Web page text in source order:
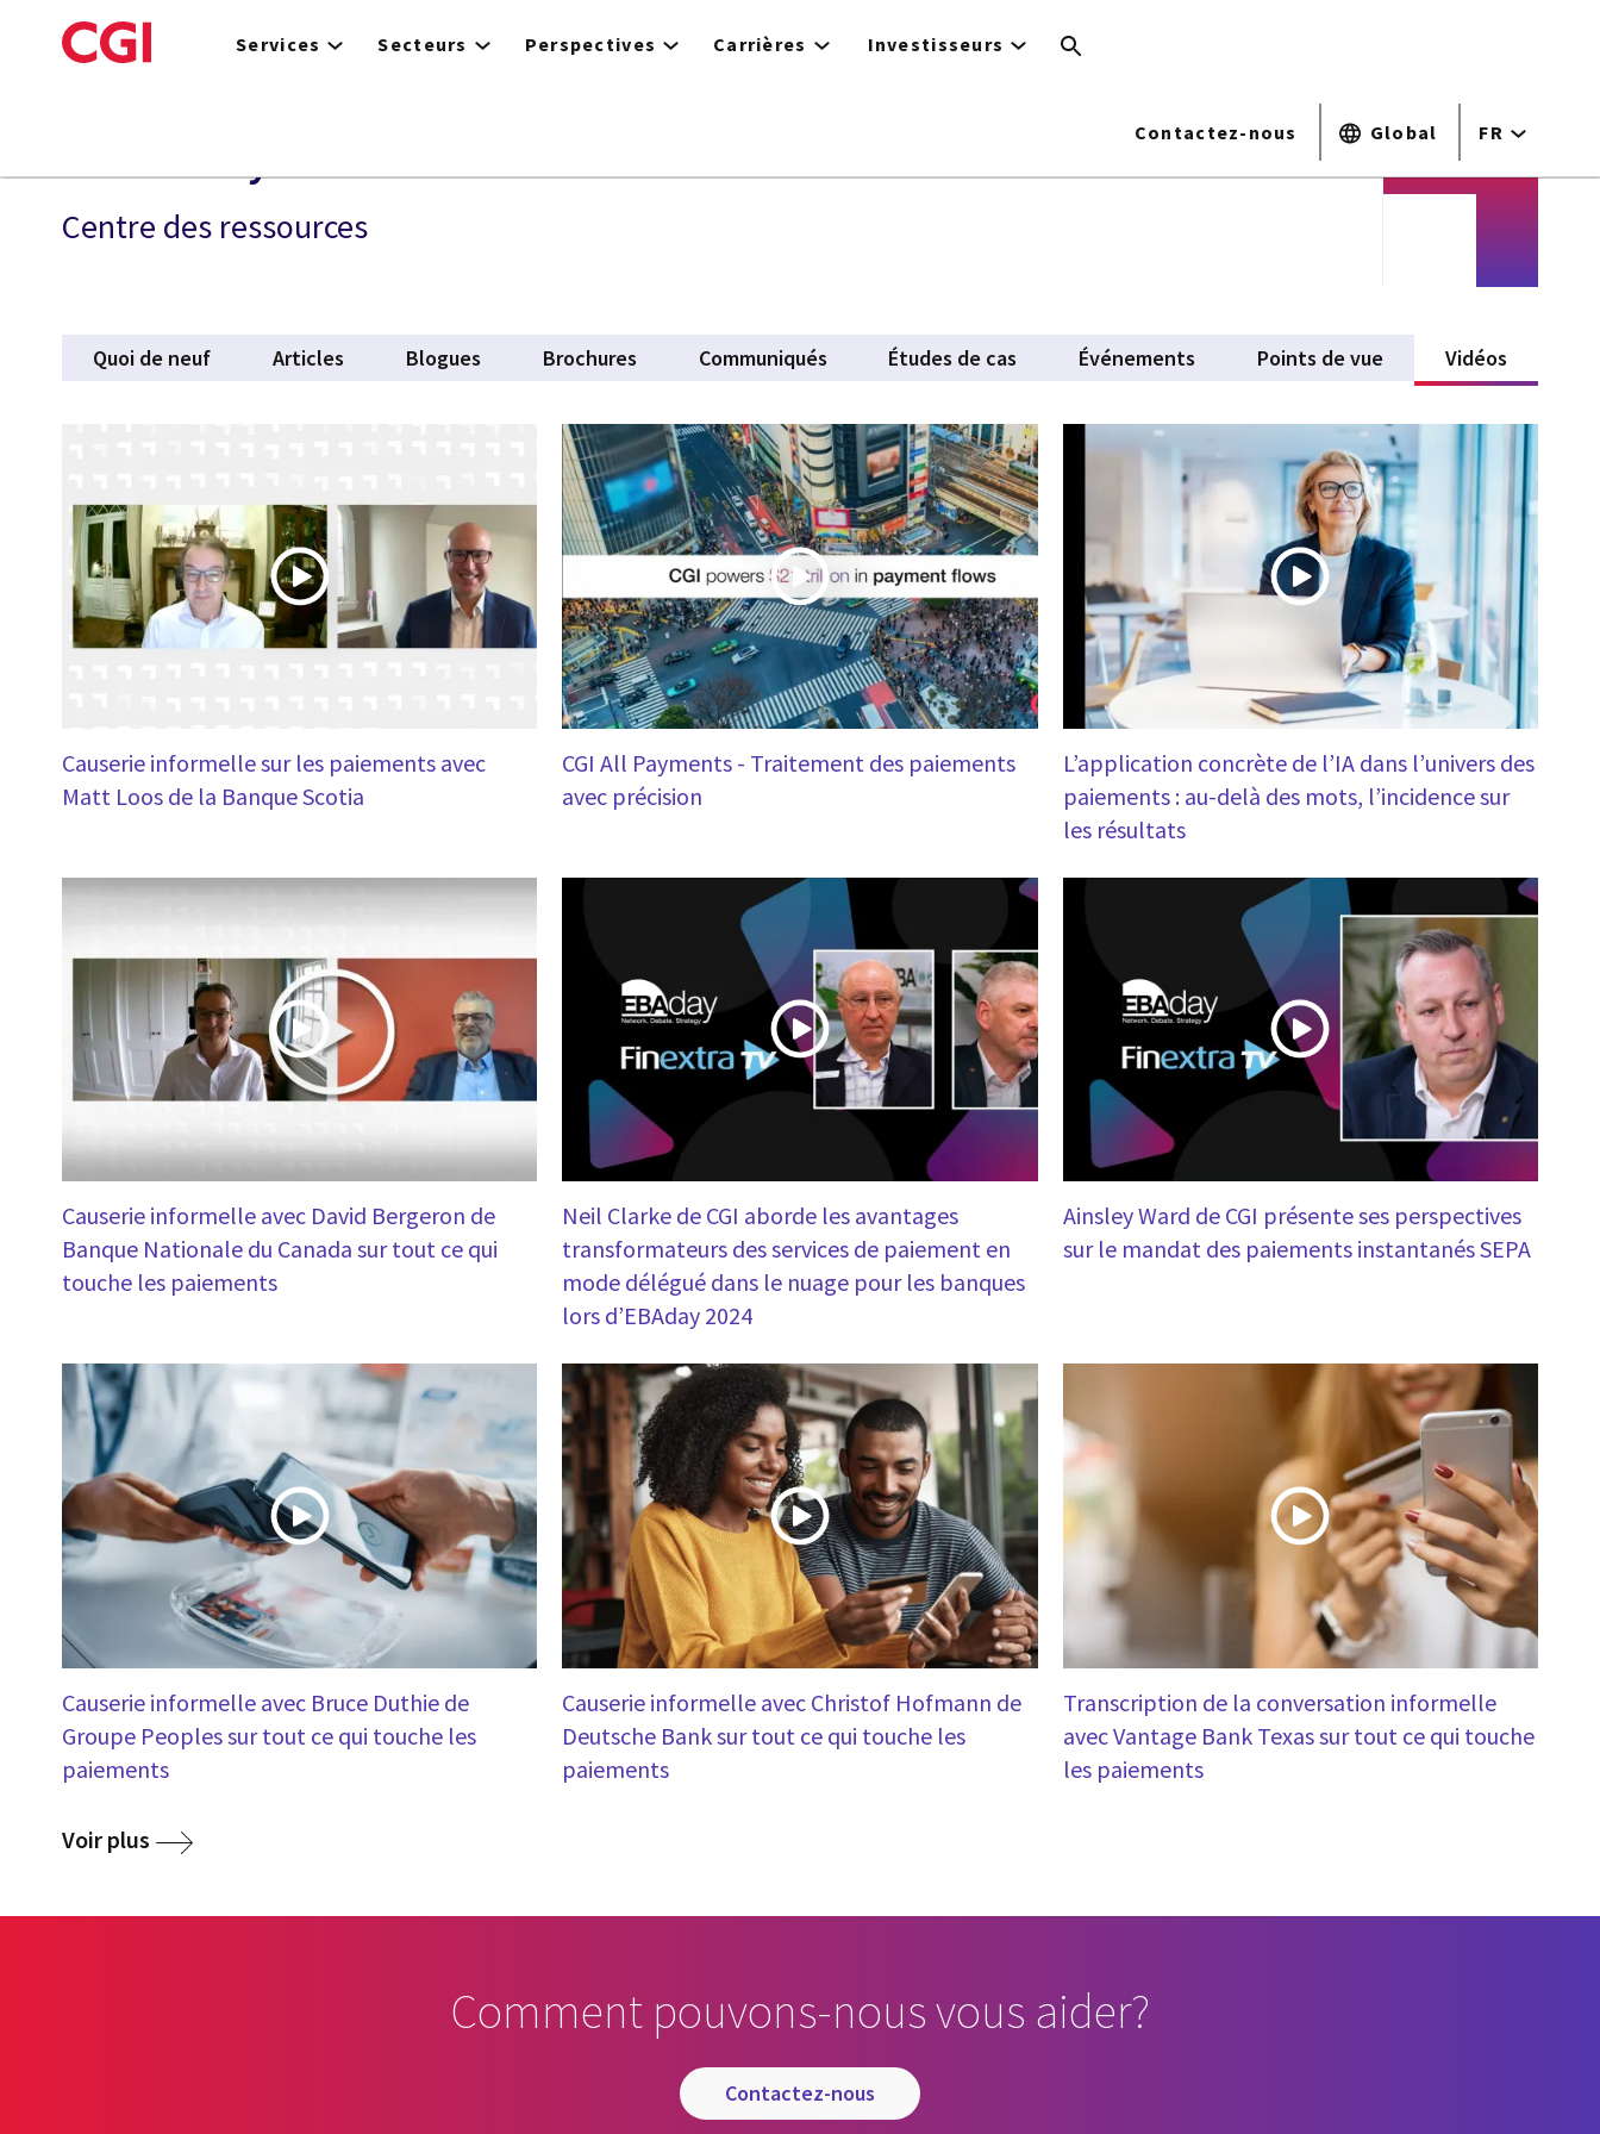
to
Services Secteurs Perspectives Carrières Investisseurs
Contactez-nous Global FR
Centre des ressources
Quoi de neuf Articles Blogues Brochures Communiqués Études de cas Événements Points de vue Vidéos
Causerie informelle sur les paiements avec
Matt Loos de la Banque Scotia
CGI All Payments - Traitement des paiements
avec précision
L’application concrète de l’IA dans l’univers des
paiements : au-delà des mots, l’incidence sur
les résultats
Causerie informelle avec David Bergeron de
Banque Nationale du Canada sur tout ce qui
touche les paiements
Neil Clarke de CGI aborde les avantages
transformateurs des services de paiement en
mode délégué dans le nuage pour les banques
lors d’EBAday 2024
Ainsley Ward de CGI présente ses perspectives
sur le mandat des paiements instantanés SEPA
Causerie informelle avec Bruce Duthie de
Groupe Peoples sur tout ce qui touche les
paiements
Causerie informelle avec Christof Hofmann de
Deutsche Bank sur tout ce qui touche les
paiements
Transcription de la conversation informelle
avec Vantage Bank Texas sur tout ce qui touche
les paiements
Voir plus
Comment pouvons-nous vous aider?
contactez-nous